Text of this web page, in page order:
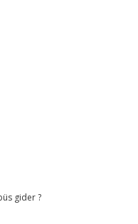
gider ?